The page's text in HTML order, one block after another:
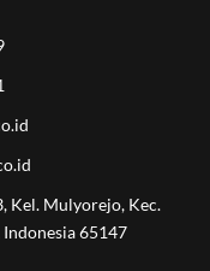
Kel. Mulyorejo, Kec.
Indonesia 65147